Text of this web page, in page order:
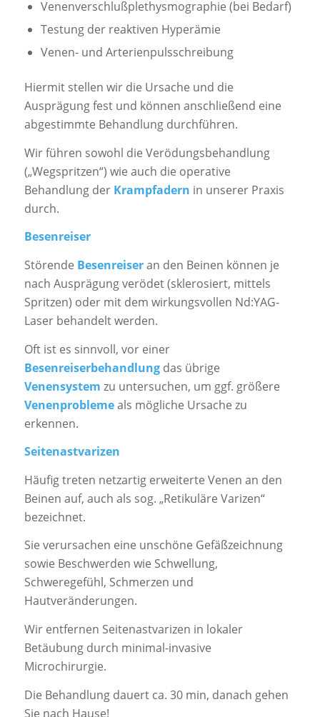
Venenverschlußplethysmographie (bei Bedarf)
Testung der reaktiven Hyperämie
Venen- und Arterienpulsschreibung
Hiermit stellen wir die Ursache und die
Ausprägung fest und können anschließend eine
abgestimmte Behandlung durchführen.
Wir führen sowohl die Verödungsbehandlung
(„Wegspritzen“) wie auch die operative
Behandlung der Krampfadern in unserer Praxis
durch.
Besenreiser
Störende Besenreiseran den Beinen können je
nach Ausprägung verödet (sklerosiert, mittels
Spritzen) oder mit dem wirkungsvollen Nd:YAG-
Laser behandelt werden.
Oft ist es sinnvoll, vor einer
Besenreiserbehandlungdas übrige
Venensystem zu untersuchen, um ggf. größere
Venenproblemeals mögliche Ursache zu
erkennen.
Seitenastvarizen
Häufig treten netzartig erweiterte Venen an den
Beinen auf, auch als sog. „Retikuläre Varizen“
bezeichnet.
Sie verursachen eine unschöne Gefäßzeichnung
sowie Beschwerden wie Schwellung,
Schweregefühl, Schmerzen und
Hautveränderungen.
Wir entfernen Seitenastvarizen in lokaler
Betäubung durch minimal-invasive
Microchirurgie.
Die Behandlung dauert ca. 30 min, danach gehen
Sie nach Hause!